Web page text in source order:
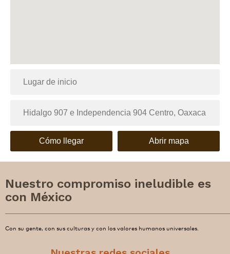
Cómo llegar Abrir mapa
Nuestro compromiso ineludible es
con México
Con su gente, con sus culturas y con los valores humanos universales.